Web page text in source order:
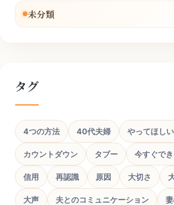
未分類
タグ
4つの方法 40代夫婦 やってほし
カウントダウン タブー 今すぐで
信用 再認識 原因 大切さ
大声 夫とのコミュニケーション